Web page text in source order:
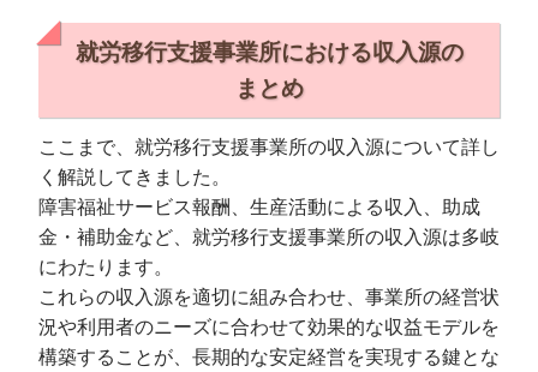
就労移行支援事業所における収入源の
まとめ
ここまで、就労移行支援事業所の収入源について詳し
く解説してきました。
障害福祉サービス報酬、生産活動による収入、助成
金・補助金など、就労移行支援事業所の収入源は多岐
にわたります。
これらの収入源を適切に組み合わせ、事業所の経営状
況や利用者のニーズに合わせて効果的な収益モデルを
構築することが、長期的な安定経営を実現する鍵とな